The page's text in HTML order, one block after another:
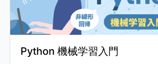
Python 機械学習入門